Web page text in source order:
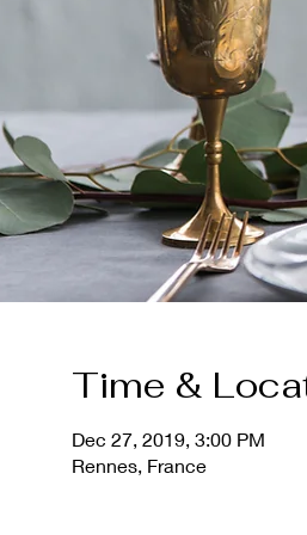
Time &
Dec 27, 2019, 3:00 PM
Rennes, France